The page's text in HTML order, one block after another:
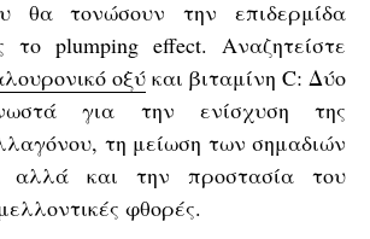
θα τονώσουν την επιδερμίδα
το plumping effect. Αναζητείστε
οξύ και βιταμίνη C: Δύο
για την ενίσχυση της
τη μείωση των σημαδιών
αλλά και την προστασία του
φθορές.